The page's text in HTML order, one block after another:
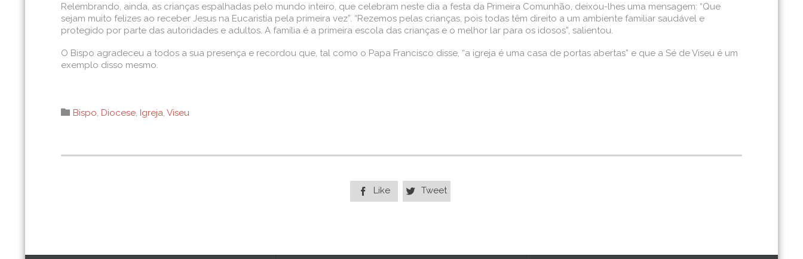
Relembrando, ainda, as crianças espalhadas pelo mundo inteiro, que celebram neste dia a festa da Primeira Comunhão, deixou-lhes uma mensagem: “Que
sejam muito felizes ao receber Jesus na Eucaristia pela primeira vez”. “Rezemos pelas crianças, pois todas têm direito a um ambiente familiar saudável e
protegido por parte das autoridades e adultos. A família é a primeira escola das crianças e o melhor lar para os idosos”, salientou.
O Bispo agradeceu a todos a sua presença e recordou que, tal como o Papa Francisco disse, “a igreja é uma casa de portas abertas” e que a Sé de Viseu é um
exemplo disso mesmo.
 Category
Bispo, Diocese, Igreja, Viseu
 Like  Tweet